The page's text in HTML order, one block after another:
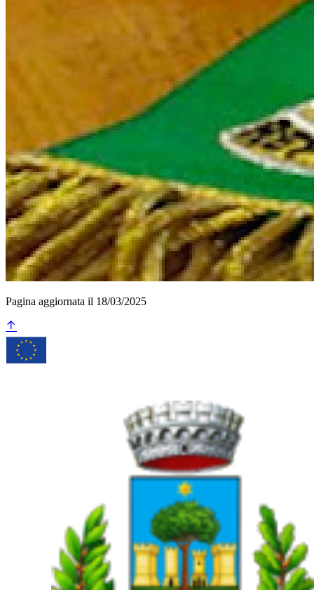
Pagina aggiornata il 18/03/2025